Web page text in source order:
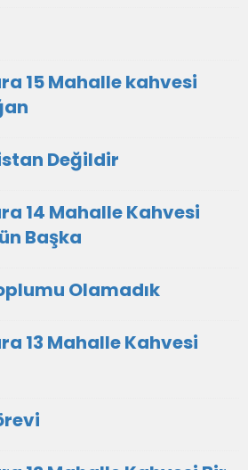
15 Mahalle kahvesi
Değildir
14 Mahalle Kahvesi
Başka
Olamadık
13 Mahalle Kahvesi